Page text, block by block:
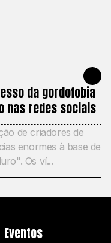
27 DE
da gordofobia
nas redes sociais
de criadores de
enormes à base de
Os ví...
Eventos